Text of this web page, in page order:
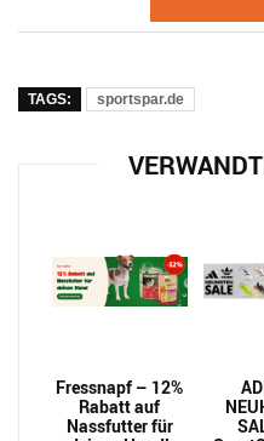
TAGS: sportspar.de
Fressnapf – 12%
Rabatt auf
Nassfutter für